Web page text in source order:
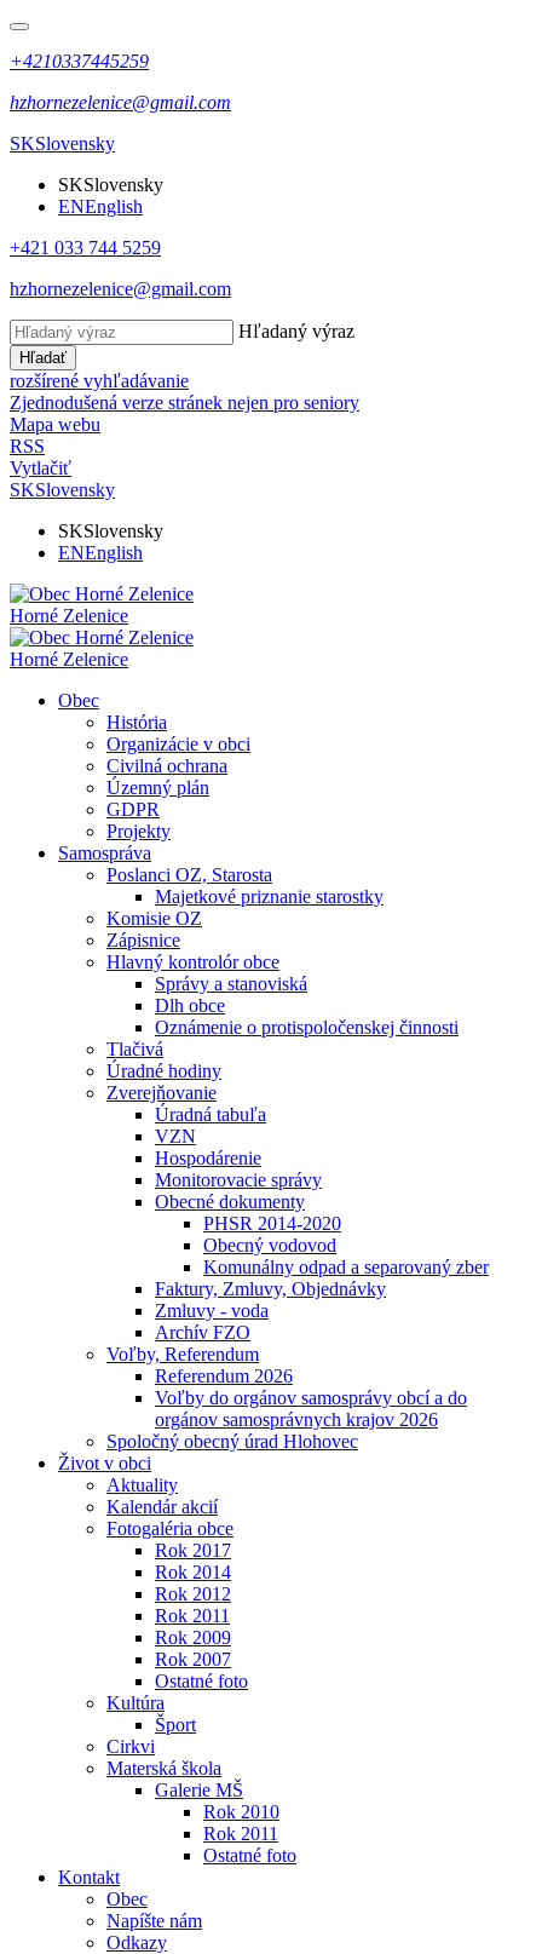
+4210337445259
hzhornezelenice@gmail.com
SKSlovensky
SKSlovensky
ENEnglish
+421 033 744 5259
hzhornezelenice@gmail.com
Hľadaný výraz
Hľadať
rozšírené vyhľadávanie
Zjednodušená verze stránek nejen pro seniory
Mapa webu
RSS
Vytlačiť
SKSlovensky
SKSlovensky
ENEnglish
Horné Zelenice
Horné Zelenice
Obec
História
Organizácie v obci
Civilná ochrana
Územný plán
GDPR
Projekty
Samospráva
Poslanci OZ, Starosta
Majetkové priznanie starostky
Komisie OZ
Zápisnice
Hlavný kontrolór obce
Správy a stanoviská
Dlh obce
Oznámenie o protispoločenskej činnosti
Tlačivá
Úradné hodiny
Zverejňovanie
Úradná tabuľa
VZN
Hospodárenie
Monitorovacie správy
Obecné dokumenty
PHSR 2014-2020
Obecný vodovod
Komunálny odpad a separovaný zber
Faktury, Zmluvy, Objednávky
Zmluvy - voda
Archív FZO
Voľby, Referendum
Referendum 2026
Voľby do orgánov samosprávy obcí a do
orgánov samosprávnych krajov 2026
Spoločný obecný úrad Hlohovec
Život v obci
Aktuality
Kalendár akcií
Fotogaléria obce
Rok 2017
Rok 2014
Rok 2012
Rok 2011
Rok 2009
Rok 2007
Ostatné foto
Kultúra
Šport
Cirkvi
Materská škola
Galerie MŠ
Rok 2010
Rok 2011
Ostatné foto
Kontakt
Obec
Napíšte nám
Odkazy